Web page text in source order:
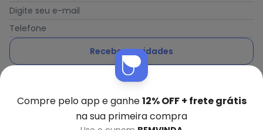
Digite seu e-mail
Telefone
Receber novidades
Ao enviar o cadastro, você concorda com a nossa
Compre pelo app e ganhe12% OFF + frete grátis
na sua primeira compra